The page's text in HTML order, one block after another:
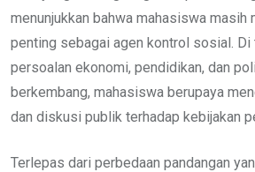
menunjukkan bahwa mahasiswa masih
penting sebagai agen kontrol sosial. Di
persoalan ekonomi, pendidikan, dan
berkembang, mahasiswa berupaya
dan diskusi publik terhadap kebijakan
Terlepas dari perbedaan pandangan